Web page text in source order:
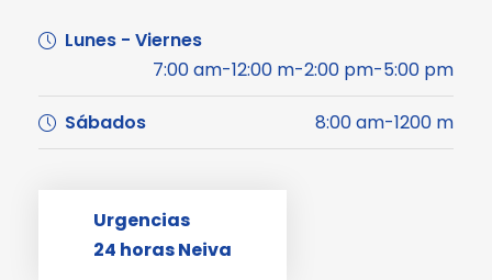
Lunes - Viernes
7:00 am-12:00 m-2:00 pm-5:00 pm
Sábados 8:00 am-1200 m
Urgencias
24 horas Neiva